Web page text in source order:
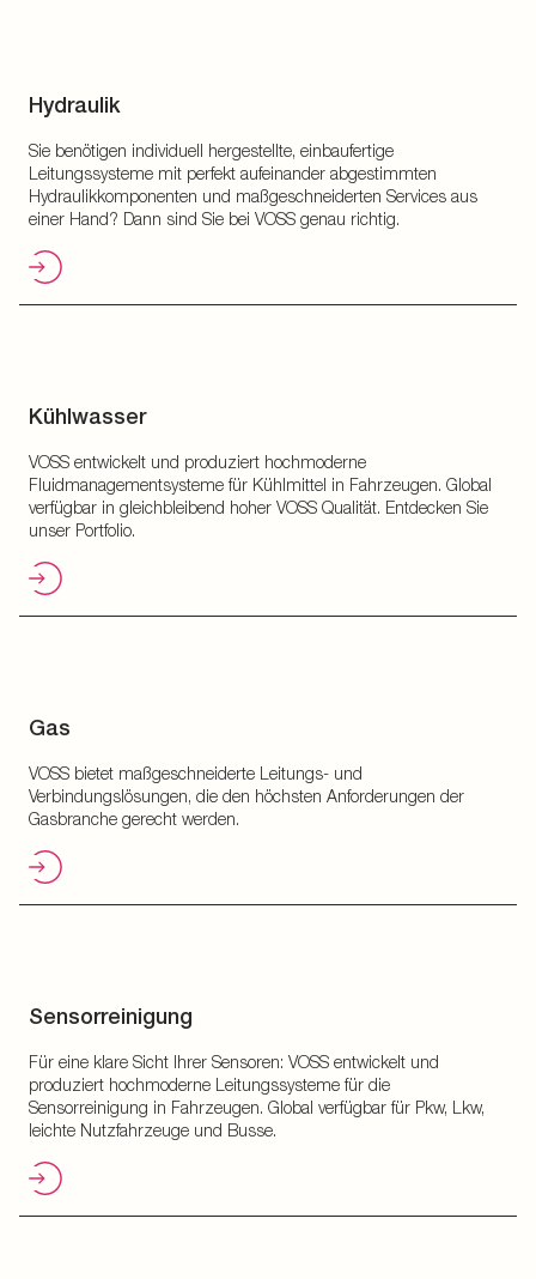
Hydraulik
Sie benötigen individuell hergestellte, einbaufertige
Leitungssysteme mit perfekt aufeinander abgestimmten
Hydraulikkomponenten und maßgeschneiderten Services aus
einer Hand? Dann sind Sie bei VOSS genau richtig.
Kühlwasser
VOSS entwickelt und produziert hochmoderne
Fluidmanagementsysteme für Kühlmittel in Fahrzeugen. Global
verfügbar in gleichbleibend hoher VOSS Qualität. Entdecken Sie
unser Portfolio.
Gas
VOSS bietet maßgeschneiderte Leitungs- und
Verbindungslösungen, die den höchsten Anforderungen der
Gasbranche gerecht werden.
Sensorreinigung
Für eine klare Sicht Ihrer Sensoren: VOSS entwickelt und
produziert hochmoderne Leitungssysteme für die
Sensorreinigung in Fahrzeugen. Global verfügbar für Pkw, Lkw,
leichte Nutzfahrzeuge und Busse.